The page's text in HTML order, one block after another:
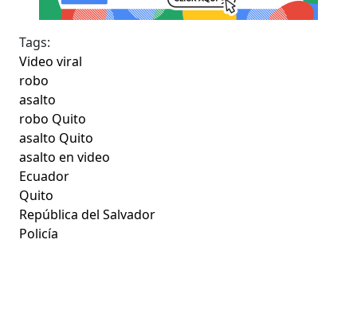
Tags:
Video viral
robo
asalto
robo Quito
asalto Quito
asalto en video
Ecuador
Quito
República del Salvador
Policía